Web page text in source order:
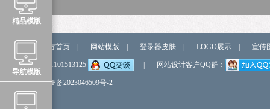
官方首页 网站模版 登录器皮肤 LOGO展示 宣传
弹我QQ QQ:1101513125 网站设计客户QQ群：
备 案 号 鲁ICP备2023046509号-2
精品模版
导航模版